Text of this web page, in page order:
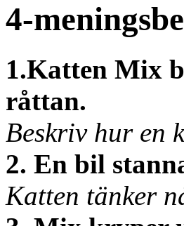
4-
1.Katten Mix
råttan.
Beskriv hur en
2. En bil
Katten tänker